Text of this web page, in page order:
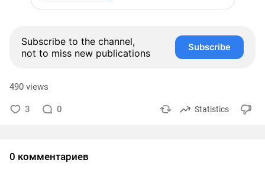
Subscribe to the channel,
not to miss new publications
Subscribe
490 views
3 0 Statistics
0 комментариев